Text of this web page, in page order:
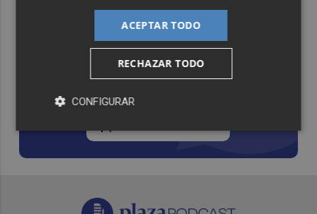
Suscríbete al canal de
Whatsapp
Siempre al día de las últimas noticias
ACEPTAR TODO
RECHAZAR TODO
CONFIGURAR